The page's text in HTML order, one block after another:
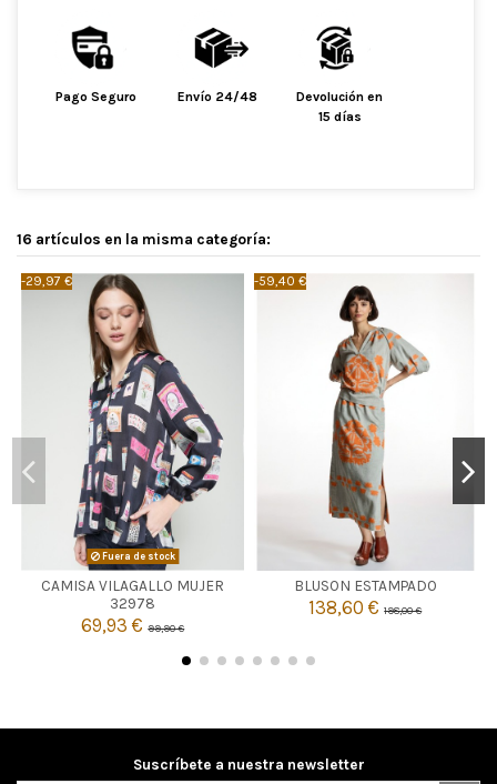
Pago Seguro Envío 24/48
Devolución en
15 días
16 artículos en la misma categoría:
-29,97 €
Fuera de stock
CAMISA VILAGALLO MUJER
32978
69,93 €99,90 €
 Agotado
-59,40 €
BLUSON ESTAMPADO
138,60 €198,00 €
TOPO
44

Suscríbete a nuestra newsletter